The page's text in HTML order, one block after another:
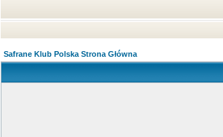
Safrane Klub Polska Strona Główna